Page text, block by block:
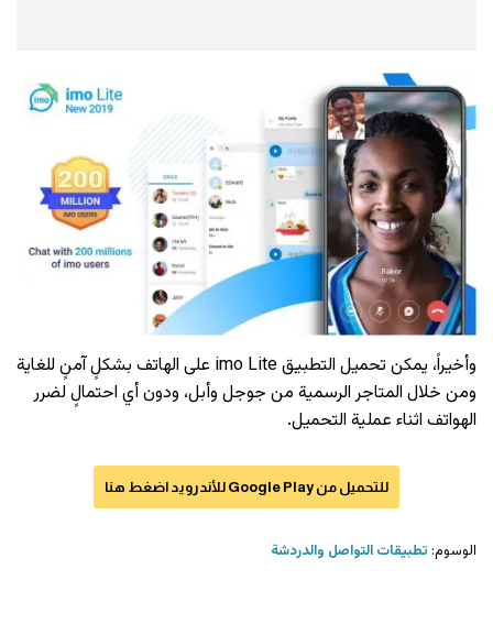
وأخيراً، يمكن تحميل التطبيق imo Lite على الهاتف بشكلٍ آمنٍ للغاية
ومن خلال المتاجر الرسمية من جوجل وأبل، ودون أي احتمالٍ لضرر
الهواتف اثناء عملية التحميل.
للتحميل من Google Play للأندرويد اضغط هنا
الوسوم: تطبيقات التواصل والدردشة